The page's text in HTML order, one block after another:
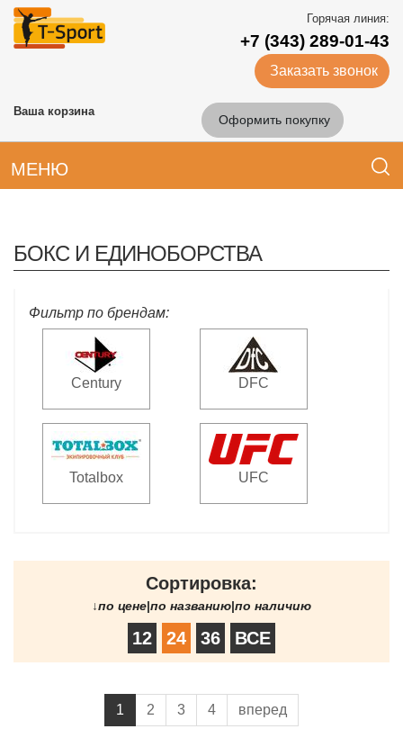
Горячая линия:
+7 (343) 289-01-43
Заказать звонок
Ваша корзина
Оформить покупку
МЕНЮ
БОКС И ЕДИНОБОРСТВА
Фильтр по брендам:
Century DFC
Totalbox UFC
Сортировка:
↓по цене|по названию|по наличию
12 24 36 ВСЕ
1 2 3 4 вперед